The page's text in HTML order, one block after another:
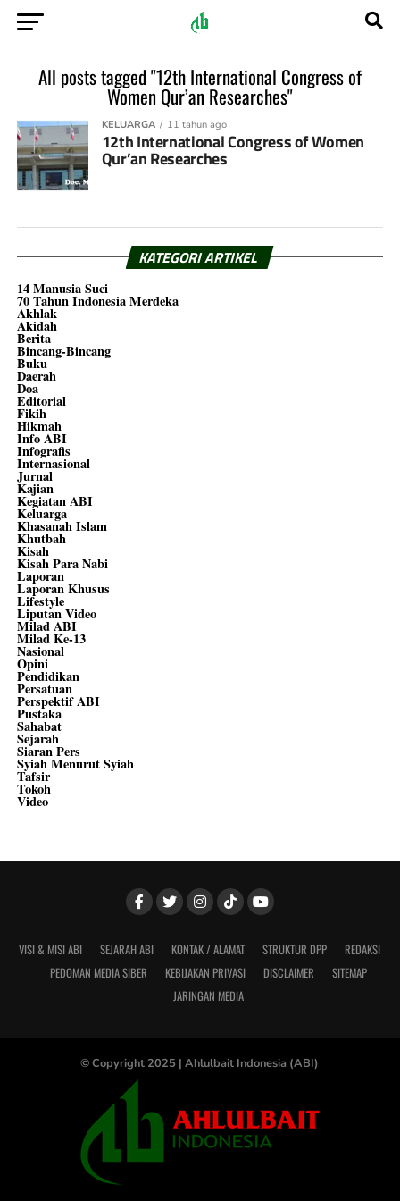
All posts tagged "12th International Congress of
Women Qur’an Researches"
KELUARGA 11 tahun ago
12th International Congress of Women
Qur’an Researches
KATEGORI ARTIKEL
14 Manusia Suci
70 Tahun Indonesia Merdeka
Akhlak
Akidah
Berita
Bincang-Bincang
Buku
Daerah
Doa
Editorial
Fikih
Hikmah
Info ABI
Infografis
Internasional
Jurnal
Kajian
Kegiatan ABI
Keluarga
Khasanah Islam
Khutbah
Kisah
Kisah Para Nabi
Laporan
Laporan Khusus
Lifestyle
Liputan Video
Milad ABI
Milad Ke-13
Nasional
Opini
Pendidikan
Persatuan
Perspektif ABI
Pustaka
Sahabat
Sejarah
Siaran Pers
Syiah Menurut Syiah
Tafsir
Tokoh
Video
VISI & MISI ABI SEJARAH ABI KONTAK / ALAMAT STRUKTUR DPP
REDAKSI
PEDOMAN MEDIA SIBER
KEBIJAKAN PRIVASI DISCLAIMER
SITEMAP
JARINGAN MEDIA
© Copyright 2025 | Ahlulbait Indonesia (ABI)